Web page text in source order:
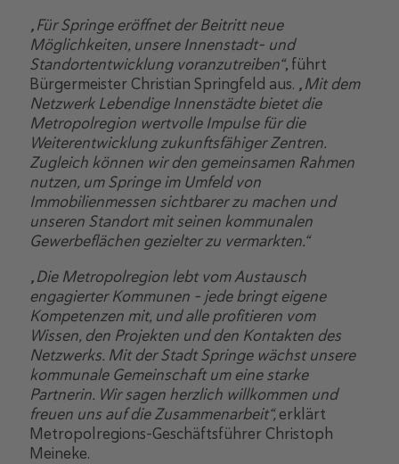
„Für Springe eröffnet der Beitritt neue
Möglichkeiten, unsere Innenstadt- und
Standortentwicklung voranzutreiben“, führt
Bürgermeister Christian Springfeld aus. „Mit dem
Netzwerk Lebendige Innenstädte bietet die
Metropolregion wertvolle Impulse für die
Weiterentwicklung zukunftsfähiger Zentren.
Zugleich können wir den gemeinsamen Rahmen
nutzen, um Springe im Umfeld von
Immobilienmessen sichtbarer zu machen und
unseren Standort mit seinen kommunalen
Gewerbeflächen gezielter zu vermarkten.“
„Die Metropolregion lebt vom Austausch
engagierter Kommunen – jede bringt eigene
Kompetenzen mit, und alle profitieren vom
Wissen, den Projekten und den Kontakten des
Netzwerks. Mit der Stadt Springe wächst unsere
kommunale Gemeinschaft um eine starke
Partnerin. Wir sagen herzlich willkommen und
freuen uns auf die Zusammenarbeit“,erklärt
Metropolregions-Geschäftsführer Christoph
Meineke.